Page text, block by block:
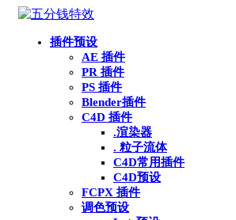
插件预设
AE 插件
PR 插件
PS 插件
Blender插件
C4D 插件
.渲染器
. 粒子流体
C4D常用插件
C4D预设
FCPX 插件
调色预设